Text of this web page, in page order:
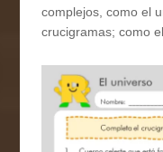
complejos, como el
crucigramas; como